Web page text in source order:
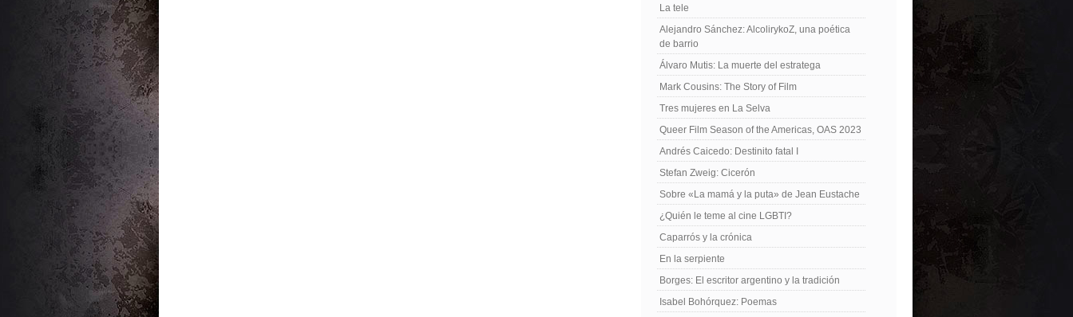
La tele
Alejandro Sánchez: AlcolirykoZ, una poética
de barrio
Álvaro Mutis: La muerte del estratega
Mark Cousins: The Story of Film
Tres mujeres en La Selva
Queer Film Season of the Americas, OAS 2023
Andrés Caicedo: Destinito fatal I
Stefan Zweig: Cicerón
Sobre «La mamá y la puta» de Jean Eustache
¿Quién le teme al cine LGBTI?
Caparrós y la crónica
En la serpiente
Borges: El escritor argentino y la tradición
Isabel Bohórquez: Poemas